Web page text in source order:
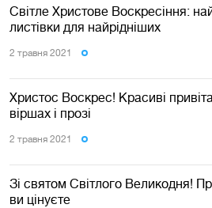
Світле Христове Воскресіння:
листівки для найрідніших
2 травня 2021
Христос Воскрес! Красиві
віршах і прозі
2 травня 2021
Зі святом Світлого Великодня!
ви цінуєте